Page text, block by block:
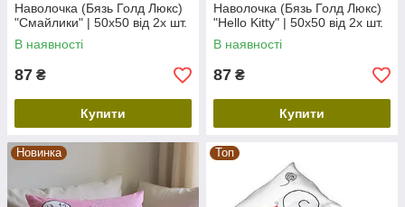
Наволочка (Бязь Голд Люкс)
"Смайлики" | 50х50 від 2х шт.
В наявності
87 ₴
Купити
Наволочка (Бязь Голд Люкс)
"Hello Kitty" | 50х50 від 2х шт.
В наявності
87 ₴
Купити
Новинка Топ